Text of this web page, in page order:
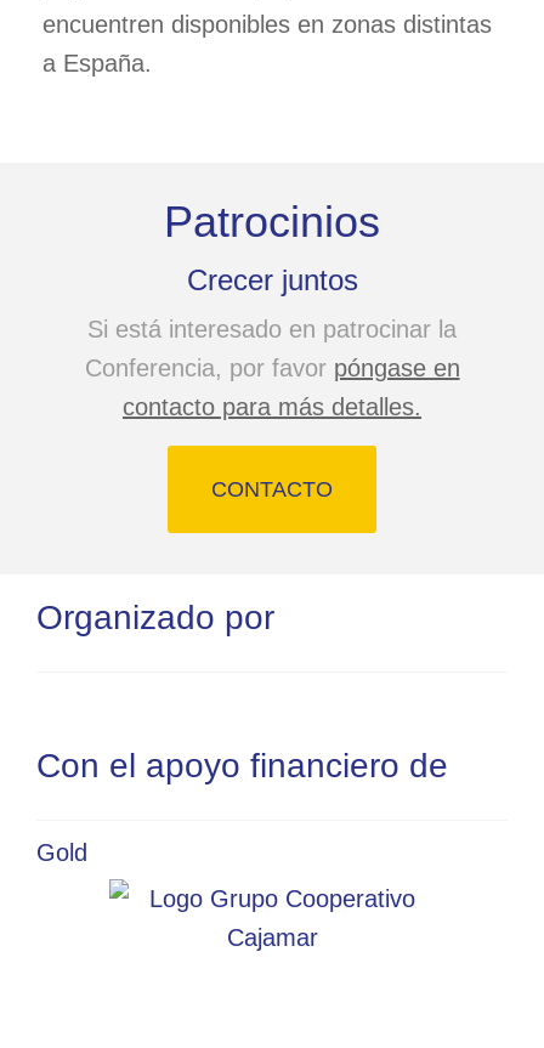
encuentren disponibles en zonas distintas
a España.
Patrocinios
Crecer juntos
Si está interesado en patrocinar la
Conferencia, por favor póngase en
contacto para más detalles.
CONTACTO
Organizado por
Con el apoyo financiero de
Gold